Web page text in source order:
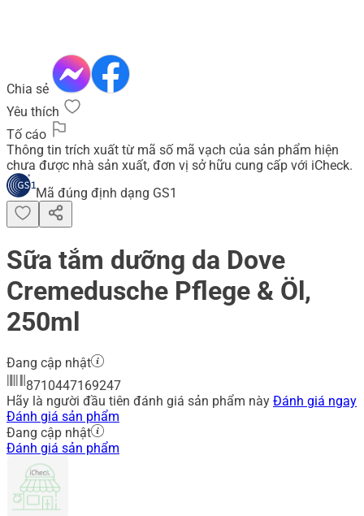
Chia sẻ
Yêu thích
Tố cáo
Thông tin trích xuất từ mã số mã vạch của sản phẩm hiện
chưa được nhà sản xuất, đơn vị sở hữu cung cấp với iCheck.
Mã đúng định dạng GS1
Sữa tắm dưỡng da Dove
Cremedusche Pflege & Öl,
250ml
Đang cập nhật
8710447169247
Hãy là người đầu tiên đánh giá sản phẩm này Đánh giá ngay
Đánh giá sản phẩm
Đang cập nhật
Đánh giá sản phẩm